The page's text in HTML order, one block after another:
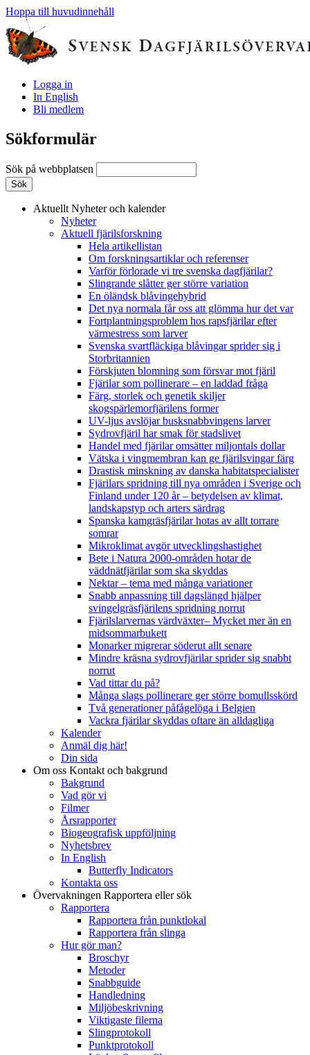
Hoppa till huvudinnehåll
Logga in
In English
Bli medlem
Sökformulär
Sök på webbplatsen
Aktuellt Nyheter och kalender
Nyheter
Aktuell fjärilsforskning
Hela artikellistan
Om forskningsartiklar och referenser
Varför förlorade vi tre svenska dagfjärilar?
Slingrande slåtter ger större variation
En öländsk blåvingehybrid
Det nya normala får oss att glömma hur det var
Fortplantningsproblem hos rapsfjärilar efter
värmestress som larver
Svenska svartfläckiga blåvingar sprider sig i
Storbritannien
Förskjuten blomning som försvar mot fjäril
Fjärilar som pollinerare – en laddad fråga
Färg, storlek och genetik skiljer
skogspärlemorfjärilens former
UV-ljus avslöjar busksnabbvingens larver
Sydrovfjäril har smak för stadslivet
Handel med fjärilar omsätter miljontals dollar
Vätska i vingmembran kan ge fjärilsvingar färg
Drastisk minskning av danska habitatspecialister
Fjärilars spridning till nya områden i Sverige och
Finland under 120 år– betydelsen av klimat,
landskapstyp och arters särdrag
Spanska kamgräsfjärilar hotas av allt torrare
somrar
Mikroklimat avgör utvecklingshastighet
Bete i Natura 2000-områden hotar de
väddnätfjärilar som ska skyddas
Nektar – tema med många variationer
Snabb anpassning till dagslängd hjälper
svingelgräsfjärilens spridning norrut
Fjärilslarvernas värdväxter– Mycket mer än en
midsommarbukett
Monarker migrerar söderut allt senare
Mindre kräsna sydrovfjärilar sprider sig snabbt
norrut
Vad tittar du på?
Många slags pollinerare ger större bomullsskörd
Två generationer påfågelöga i Belgien
Vackra fjärilar skyddas oftare än alldagliga
Kalender
Anmäl dig här!
Din sida
Om oss Kontakt och bakgrund
Bakgrund
Vad gör vi
Filmer
Årsrapporter
Biogeografisk uppföljning
Nyhetsbrev
In English
Butterfly Indicators
Kontakta oss
Övervakningen Rapportera eller sök
Rapportera
Rapportera från punktlokal
Rapportera från slinga
Hur gör man?
Broschyr
Metoder
Snabbguide
Handledning
Miljöbeskrivning
Viktigaste filerna
Slingprotokoll
Punktprotokoll